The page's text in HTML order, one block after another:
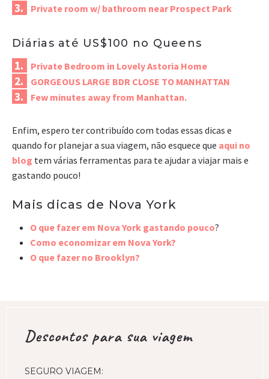
Private room w/ bathroom near Prospect Park
Diárias até US$100 no Queens
Private Bedroom in Lovely Astoria Home
GORGEOUS LARGE BDR CLOSE TO MANHATTAN
Few minutes away from Manhattan.
Enfim, espero ter contribuído com todas essas dicas e
quando for planejar a sua viagem, não esquece que aqui no
blog tem várias ferramentas para te ajudar a viajar mais e
gastando pouco!
Mais dicas de Nova York
O que fazer em Nova York gastando pouco?
Como economizar em Nova York?
O que fazer no Brooklyn?
Descontos para sua viagem
SEGURO VIAGEM: